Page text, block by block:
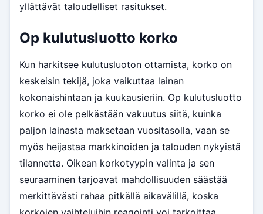
yllättävät taloudelliset rasitukset.
Op kulutusluotto korko
Kun harkitsee kulutusluoton ottamista, korko on
keskeisin tekijä, joka vaikuttaa lainan
kokonaishintaan ja kuukausieriin. Op kulutusluotto
korko ei ole pelkästään vakuutus siitä, kuinka
paljon lainasta maksetaan vuositasolla, vaan se
myös heijastaa markkinoiden ja talouden nykyistä
tilannetta. Oikean korkotyypin valinta ja sen
seuraaminen tarjoavat mahdollisuuden säästää
merkittävästi rahaa pitkällä aikavälillä, koska